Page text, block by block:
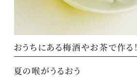
おうちにある梅酒やお茶で作る！
夏の喉がうるおう